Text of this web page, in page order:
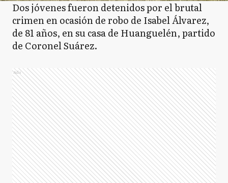
Dos jóvenes fueron detenidos por el brutal
crimen en ocasión de robo de Isabel Álvarez,
de 81 años, en su casa de Huanguelén, partido
de Coronel Suárez.
Ads